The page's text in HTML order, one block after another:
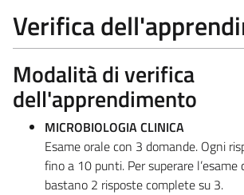
Verifica
Modalità di verifica
dell'apprendimento
MICROBIOLOGIA CLINICA
Esame orale con 3 domande. Ogni
fino a 10 punti. Per superare
bastano 2 risposte complete su 3.